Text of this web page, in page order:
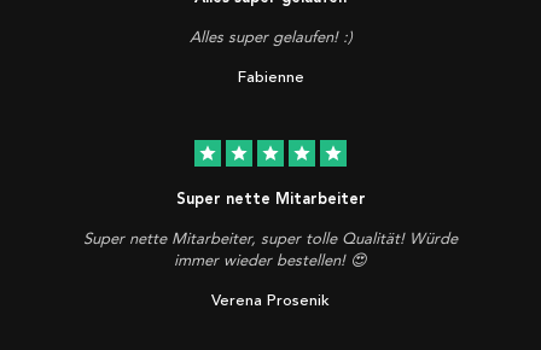
Alles super gelaufen! :)
Fabienne
star star star star star
Super nette Mitarbeiter
Super nette Mitarbeiter, super tolle Qualität! Würde
immer wieder bestellen! 😍
Verena Prosenik